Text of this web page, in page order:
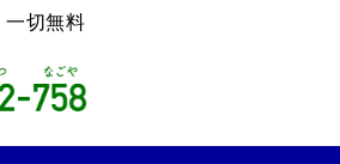
一切無料